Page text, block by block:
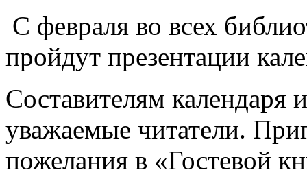
С февраля во всех
пройдут презентации
Составителям календаря
уважаемые читатели.
пожелания в «Гостевой